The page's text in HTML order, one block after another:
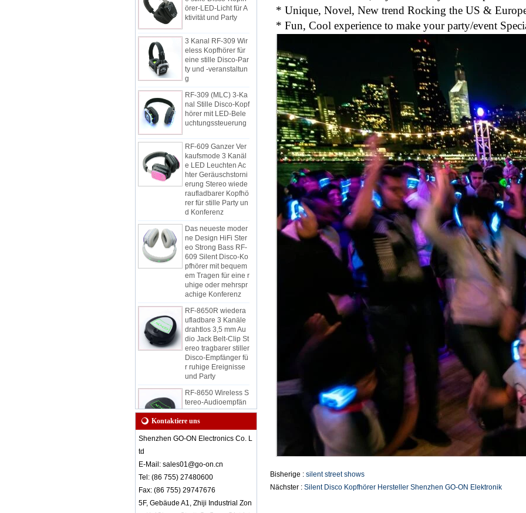
ktivität und Party
eless Kopfhörer für
eine stille Disco-Par
ty und -veranstaltun
g
RF-309 (MLC) 3-Ka
nal Stille Disco-Kopf
hörer mit LED-Bele
uchtungssteuerung
kaufsmode 3 Kanäl
e LED Leuchten Ac
hter Geräuschstorni
erung Stereo wiede
raufladbarer Kopfhö
rer für stille Party un
d Konferenz
ne Design HiFi Ster
eo Strong Bass RF-
609 Silent Disco-Ko
pfhörer mit bequem
em Tragen für eine r
uhige oder mehrspr
achige Konferenz
RF-8650R wiedera
ufladbare 3 Kanäle
drahtlos 3,5 mm Au
dio Jack Belt-Clip St
ereo tragbarer stiller
Disco-Empfänger fü
r ruhige Ereignisse
und Party
RF-8650 Wireless S
tereo-Audioempfän
ger-LED-Leuchten
geben verschieden
e Kanäle an
RF-608 3 Kanäle Sti
rricht oder Konferen
z
RF-608 Bequemes
Tragen von stillen D
isco-Kopfhörern mit
Kontaktiere uns
Shenzhen GO-ON Electronics Co. L
td
E-Mail: sales01@go-on.cn
Tel: (86 755) 27480600
Fax: (86 755) 29747676
5F, Gebäude A1, Zhiji Industrial Zon
* Unique, Novel, New trend Rocking the US &
* Fun, Cool experience to make your party/event
Bisherige : silent street shows
Nächster : Silent Disco Kopfhörer Hersteller Shenzhen GO-ON Elektronik